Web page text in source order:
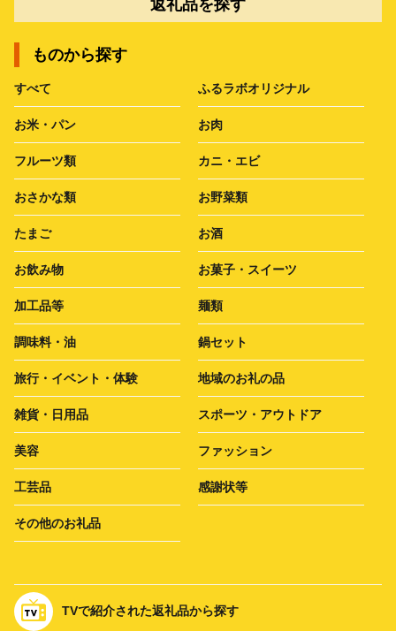
返礼品を探す
ものから探す
すべて ふるラボオリジナル
お米・パン お肉
フルーツ類 カニ・エビ
おさかな類 お野菜類
たまご お酒
お飲み物 お菓子・スイーツ
加工品等 麺類
調味料・油 鍋セット
旅行・イベント・体験 地域のお礼の品
雑貨・日用品 スポーツ・アウトドア
美容 ファッション
工芸品 感謝状等
その他のお礼品
TVで紹介された返礼品から探す